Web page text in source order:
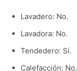
Lavadero: No.
Lavadora: No.
Tendedero: Sí.
Calefacción: No.